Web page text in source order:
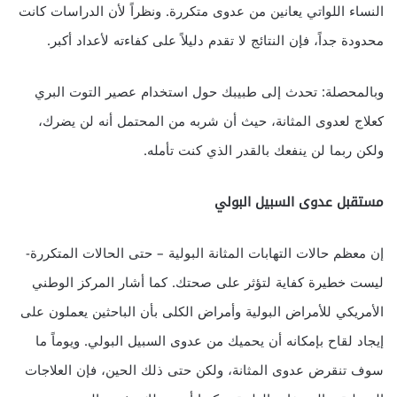
النساء اللواتي يعانين من عدوى متكررة. ونظراً لأن الدراسات كانت
محدودة جداً، فإن النتائج لا تقدم دليلاً على كفاءته لأعداد أكبر.
وبالمحصلة: تحدث إلى طبيبك حول استخدام عصير التوت البري
كعلاج لعدوى المثانة، حيث أن شربه من المحتمل أنه لن يضرك،
ولكن ربما لن ينفعك بالقدر الذي كنت تأمله.
مستقبل عدوى السبيل البولي
إن معظم حالات التهابات المثانة البولية – حتى الحالات المتكررة-
ليست خطيرة كفاية لتؤثر على صحتك. كما أشار المركز الوطني
الأمريكي للأمراض البولية وأمراض الكلى بأن الباحثين يعملون على
إيجاد لقاح بإمكانه أن يحميك من عدوى السبيل البولي. ويوماً ما
سوف تنقرض عدوى المثانة، ولكن حتى ذلك الحين، فإن العلاجات